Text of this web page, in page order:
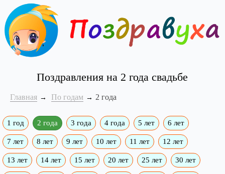
Поздравления на 2 года свадьбе
Главная По годам 2 года
1 год 2 года 3 года 4 года 5 лет 6 лет
7 лет 8 лет 9 лет 10 лет 11 лет 12 лет
13 лет 14 лет 15 лет 20 лет 25 лет 30 лет